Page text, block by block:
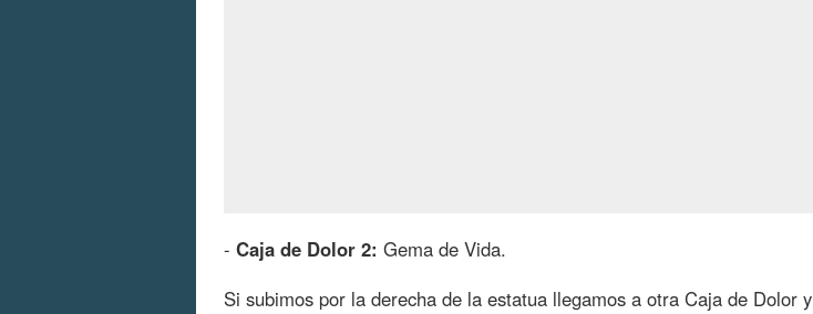
- Caja de Dolor 2: Gema de Vida.
Si subimos por la derecha de la estatua llegamos a otra Caja de Dolor y